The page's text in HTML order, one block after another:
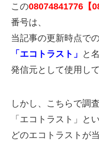
この08074841776【
番号は、
当記事の更新時点で
「エコトラスト」
と
発信元として使用し
しかし、こちらで調
「エコトラスト」と
どのエコトラストが